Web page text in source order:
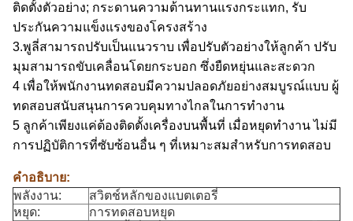
ติดตั้งตัวอย่าง; กระดานความต้านทานแรงกระแทก, รับ
ประกันความแข็งแรงของโครงสร้าง
3.พูลี่สามารถปรับเป็นแนวราบ เพื่อปรับตัวอย่างให้ลูกค้า ปรับ
มุมสามารถขับเคลื่อนโดยกระบอก ซึ่งยืดหยุ่นและสะดวก
4 เพื่อให้พนักงานทดสอบมีความปลอดภัยอย่างสมบูรณ์แบบ ผู้
ทดสอบสนับสนุนการควบคุมทางไกลในการทํางาน
5 ลูกค้าเพียงแค่ต้องติดตั้งเครื่องบนพื้นที่ เมื่อหยุดทํางาน ไม่มี
การปฏิบัติการที่ซับซ้อนอื่น ๆ ที่เหมาะสมสําหรับการทดสอบ
คําอธิบาย:
พลังงาน:
สวิตช์หลักของแบตเตอรี่
หยุด:
การทดสอบหยุด